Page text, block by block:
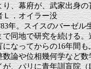
、幕府が、武家出身の
．オイラー没
。スイスのバーゼル
同地で研究を続ける
なってからの16年間
論や位相幾何学など
パリに青年訓盲院（